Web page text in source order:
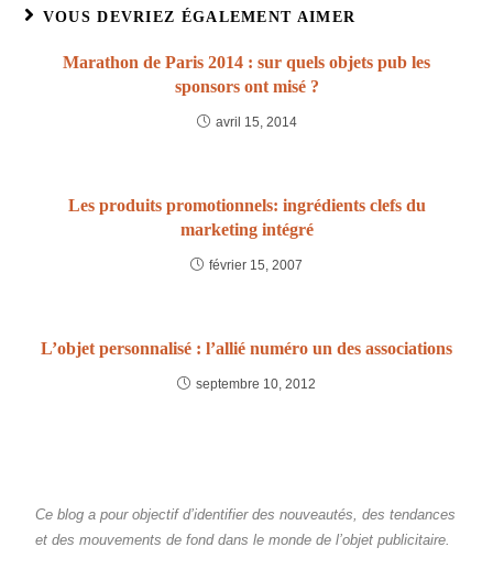
VOUS DEVRIEZ ÉGALEMENT AIMER
Marathon de Paris 2014 : sur quels objets pub les
sponsors ont misé ?
avril 15, 2014
Les produits promotionnels: ingrédients clefs du
marketing intégré
février 15, 2007
L’objet personnalisé : l’allié numéro un des associations
septembre 10, 2012
Ce blog a pour objectif d’identifier des nouveautés, des tendances
et des mouvements de fond dans le monde de l’objet publicitaire.